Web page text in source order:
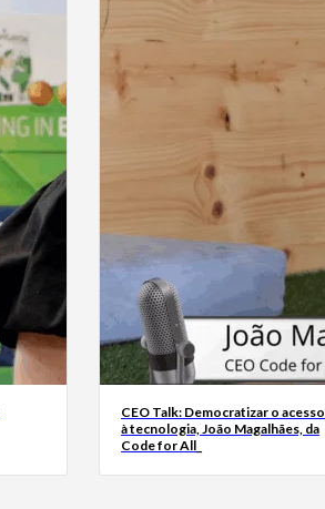
CEO Talk: Democratizar o acesso
à tecnologia, João Magalhães, da
Code for All_